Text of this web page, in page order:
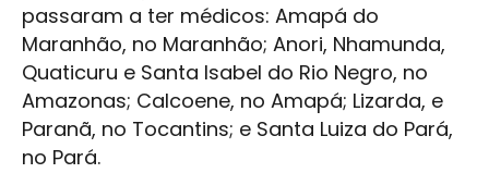
passaram a ter médicos: Amapá do
Maranhão, no Maranhão; Anori, Nhamunda,
Quaticuru e Santa Isabel do Rio Negro, no
Amazonas; Calcoene, no Amapá; Lizarda, e
Paranã, no Tocantins; e Santa Luiza do Pará,
no Pará.